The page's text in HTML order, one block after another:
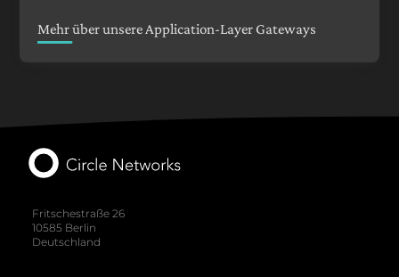
Mehr über unsere Application-Layer Gateways
Fritschestraße 26
10585 Berlin
Deutschland